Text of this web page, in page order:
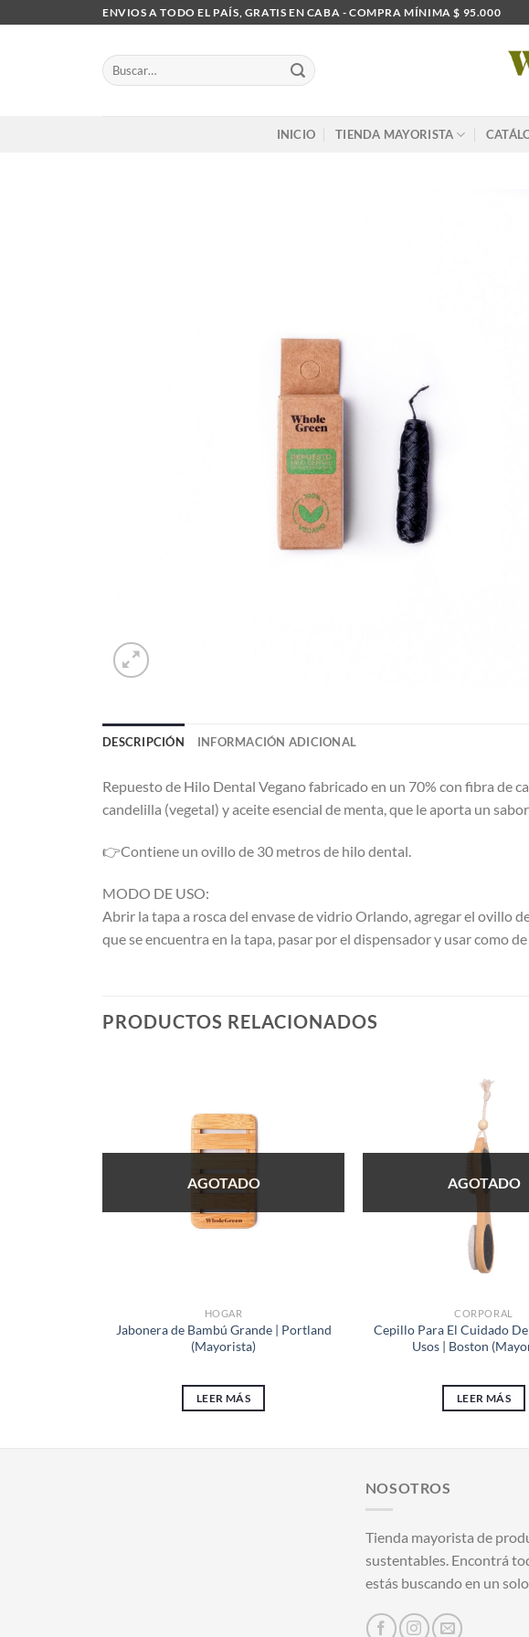
ENVIOS A TODO EL PAÍS, GRATIS EN CABA - COMPRA MÍNIMA $ 95.000
Buscar
por:
INICIO TIENDA MAYORISTA
DESCRIPCIÓN INFORMACIÓN ADICIONAL
Repuesto de Hilo Dental Vegano fabricado en un 70% con fibra de
candelilla (vegetal) y aceite esencial de menta, que le aporta un
👉Contiene un ovillo de 30 metros de hilo dental.
MODO DE USO:
Abrir la tapa a rosca del envase de vidrio Orlando, agregar el ovillo
que se encuentra en la tapa, pasar por el dispensador y usar como
PRODUCTOS RELACIONADOS
AGOTADO
HOGAR
Jabonera de Bambú Grande | Portland
(Mayorista)
LEER MÁS
AGOTADO
CORPORAL
Cepillo Para El Cuidado
Usos | Boston
LEER MÁS
NOSOTROS
Tienda mayorista de
sustentables. Encontrá
estás buscando en un